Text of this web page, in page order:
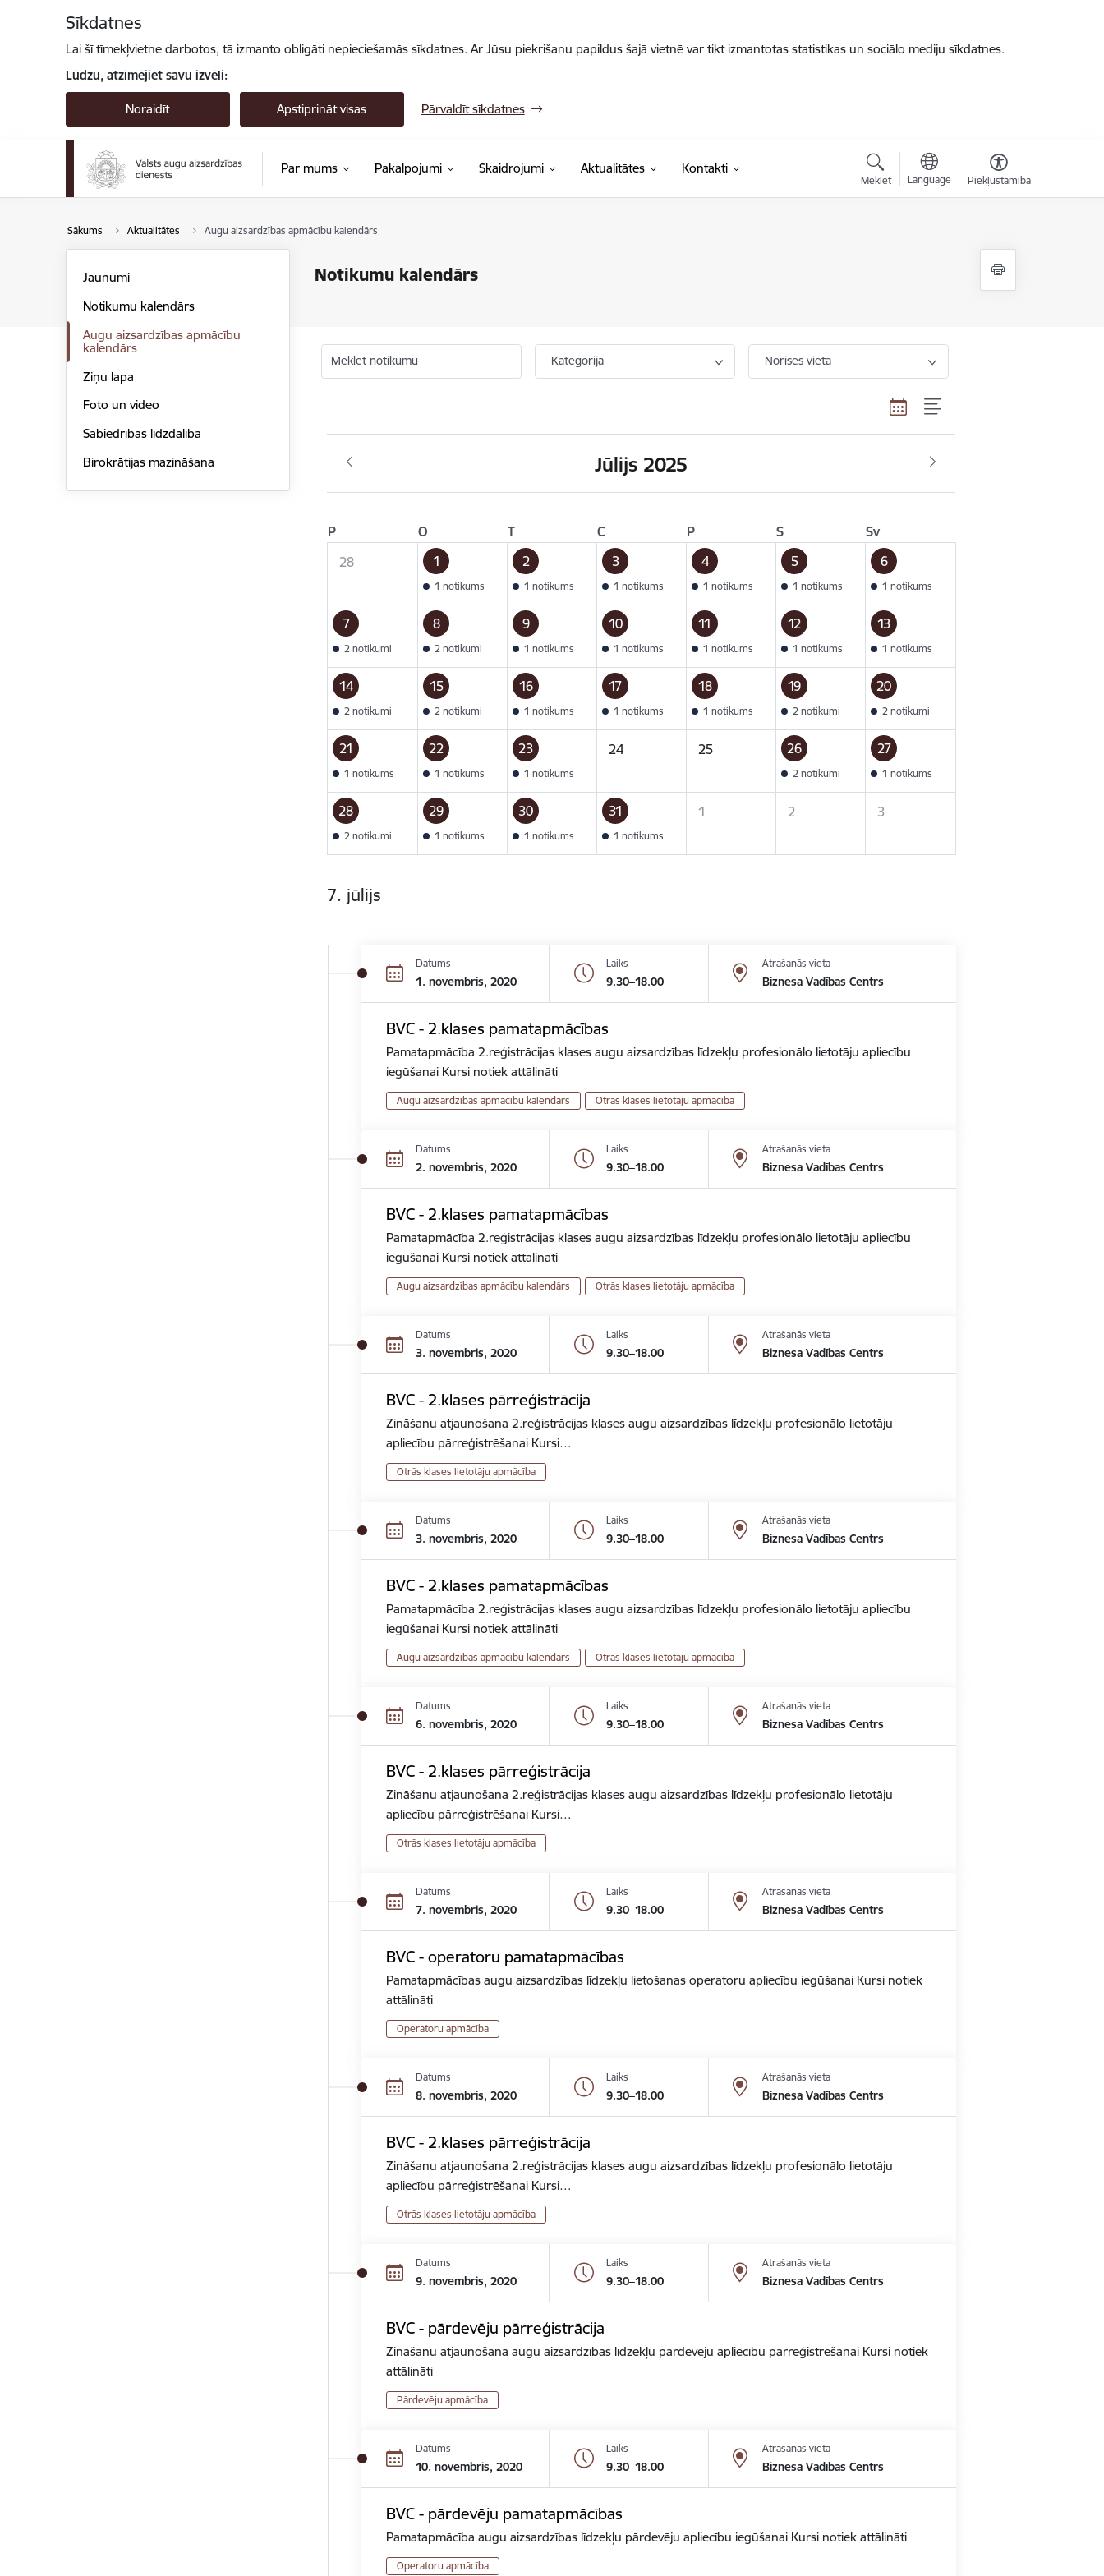
Sīkdatnes
Lai šī tīmekļvietne darbotos, tā izmanto obligāti nepieciešamās sīkdatnes. Ar Jūsu piekrišanu papildus šajā vietnē var tikt izmantotas statistikas un sociālo mediju sīkdatnes.
Lūdzu, atzīmējiet savu izvēli:
Noraidīt Apstiprināt visas Pārvaldīt sīkdatnes
Par mums Pakalpojumi Skaidrojumi Aktualitātes Kontakti
Meklēt Language Piekļūstamība
Sākums Aktualitātes Augu aizsardzības apmācību kalendārs
Notikumu kalendārs
Jaunumi
Notikumu kalendārs
Augu aizsardzības apmācību
kalendārs
Ziņu lapa
Foto un video
Sabiedrības līdzdalība
Birokrātijas mazināšana
Meklēt notikumu Kategorija Norises vieta
Jūlijs 2025
P O T C P S
Sv
28
1
1 notikums
2
1 notikums
3
1 notikums
4
1 notikums
5
1 notikums
6
1 notikums
7
2 notikumi
8
2 notikumi
9
1 notikums
10
1 notikums
11
1 notikums
12
1 notikums
13
1 notikums
14
2 notikumi
15
2 notikumi
16
1 notikums
17
1 notikums
18
1 notikums
19
2 notikumi
20
2 notikumi
21
1 notikums
22
1 notikums
23
1 notikums
24 25 26
2 notikumi
27
1 notikums
28
2 notikumi
29
1 notikums
30
1 notikums
31
1 notikums
1 2 3
7. jūlijs
Datums
1. novembris, 2020
Laiks
9.30–18.00
Atrašanās vieta
Biznesa Vadības Centrs
BVC - 2.klases pamatapmācības
Pamatapmācība 2.reģistrācijas klases augu aizsardzības līdzekļu profesionālo lietotāju apliecību
iegūšanai Kursi notiek attālināti
Augu aizsardzības apmācību kalendārs Otrās klases lietotāju apmācība
Datums
2. novembris, 2020
Laiks
9.30–18.00
Atrašanās vieta
Biznesa Vadības Centrs
BVC - 2.klases pamatapmācības
Pamatapmācība 2.reģistrācijas klases augu aizsardzības līdzekļu profesionālo lietotāju apliecību
iegūšanai Kursi notiek attālināti
Augu aizsardzības apmācību kalendārs Otrās klases lietotāju apmācība
Datums
3. novembris, 2020
Laiks
9.30–18.00
Atrašanās vieta
Biznesa Vadības Centrs
BVC - 2.klases pārreģistrācija
Zināšanu atjaunošana 2.reģistrācijas klases augu aizsardzības līdzekļu profesionālo lietotāju
apliecību pārreģistrēšanai Kursi…
Otrās klases lietotāju apmācība
Datums
3. novembris, 2020
Laiks
9.30–18.00
Atrašanās vieta
Biznesa Vadības Centrs
BVC - 2.klases pamatapmācības
Pamatapmācība 2.reģistrācijas klases augu aizsardzības līdzekļu profesionālo lietotāju apliecību
iegūšanai Kursi notiek attālināti
Augu aizsardzības apmācību kalendārs Otrās klases lietotāju apmācība
Datums
6. novembris, 2020
Laiks
9.30–18.00
Atrašanās vieta
Biznesa Vadības Centrs
BVC - 2.klases pārreģistrācija
Zināšanu atjaunošana 2.reģistrācijas klases augu aizsardzības līdzekļu profesionālo lietotāju
apliecību pārreģistrēšanai Kursi…
Otrās klases lietotāju apmācība
Datums
7. novembris, 2020
Laiks
9.30–18.00
Atrašanās vieta
Biznesa Vadības Centrs
BVC - operatoru pamatapmācības
Pamatapmācības augu aizsardzības līdzekļu lietošanas operatoru apliecību iegūšanai Kursi notiek
attālināti
Operatoru apmācība
Datums
8. novembris, 2020
Laiks
9.30–18.00
Atrašanās vieta
Biznesa Vadības Centrs
BVC - 2.klases pārreģistrācija
Zināšanu atjaunošana 2.reģistrācijas klases augu aizsardzības līdzekļu profesionālo lietotāju
apliecību pārreģistrēšanai Kursi…
Otrās klases lietotāju apmācība
Datums
9. novembris, 2020
Laiks
9.30–18.00
Atrašanās vieta
Biznesa Vadības Centrs
BVC - pārdevēju pārreģistrācija
Zināšanu atjaunošana augu aizsardzības līdzekļu pārdevēju apliecību pārreģistrēšanai Kursi notiek
attālināti
Pārdevēju apmācība
Datums
10. novembris, 2020
Laiks
9.30–18.00
Atrašanās vieta
Biznesa Vadības Centrs
BVC - pārdevēju pamatapmācības
Pamatapmācība augu aizsardzības līdzekļu pārdevēju apliecību iegūšanai Kursi notiek attālināti
Operatoru apmācība